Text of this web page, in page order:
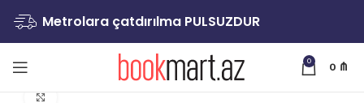
Metrolara çatdırılma PULSUZDUR
0
0 ₼